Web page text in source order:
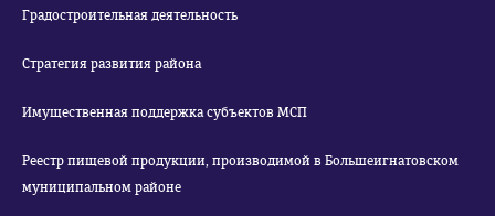
Градостроительная деятельность
Стратегия развития района
Имущественная поддержка субъектов МСП
Реестр пищевой продукции, производимой в Большеигнатовском
муниципальном районе